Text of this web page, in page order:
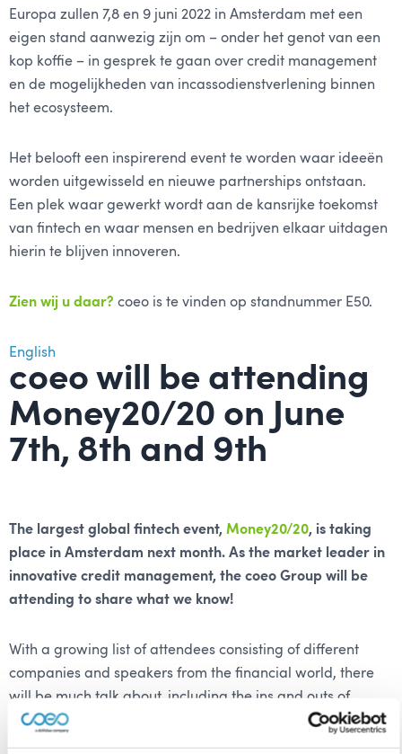
Europa zullen 7,8 en 9 juni 2022 in Amsterdam met een
eigen stand aanwezig zijn om – onder het genot van een
kop koffie – in gesprek te gaan over credit management
en de mogelijkheden van incassodienstverlening binnen
het ecosysteem.
Het belooft een inspirerend event te worden waar ideeën
worden uitgewisseld en nieuwe partnerships ontstaan.
Een plek waar gewerkt wordt aan de kansrijke toekomst
van fintech en waar mensen en bedrijven elkaar uitdagen
hierin te blijven innoveren.
Zien wij u daar? coeo is te vinden op standnummer E50.
English
coeo will be attending
Money20/20 on June
7th, 8th and 9th
The largest global fintech event, Money20/20, is taking
place in Amsterdam next month. As the market leader in
innovative credit management, the coeo Group will be
attending to share what we know!
With a growing list of attendees consisting of different
companies and speakers from the financial world, there
will be much talk about, including the ins and outs of
current trends within the payment sector, innovative